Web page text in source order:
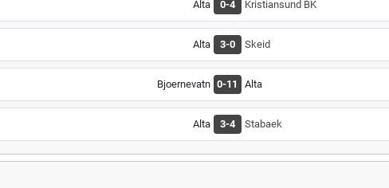
Alta 0-4 Kristiansund BK
Alta 3-0 Skeid
Bjoernevatn 0-11 Alta
Alta 3-4 Stabaek